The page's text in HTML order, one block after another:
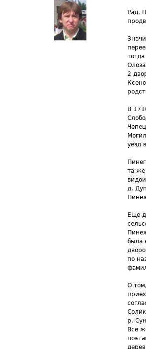
Рад,
2
В
уезд
та же
д.
Еще
была
по
О
р.
Все